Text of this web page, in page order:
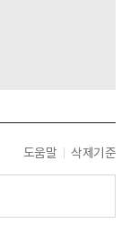
도움말 삭제기준